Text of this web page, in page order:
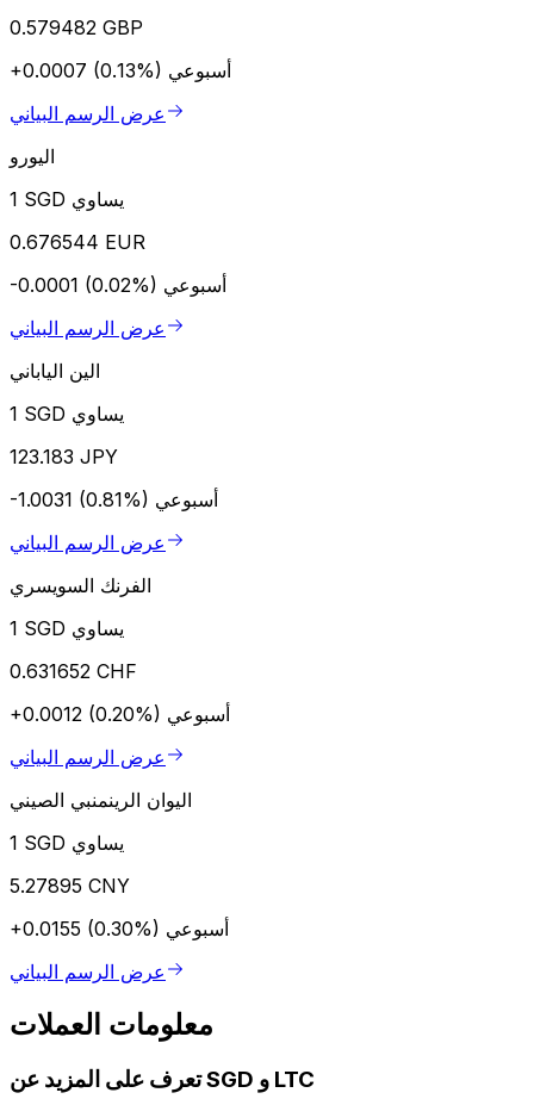
0.579482 GBP
+0.0007 (0.13%) أسبوعي
عرض الرسم البياني
اليورو
1 SGD يساوي
0.676544 EUR
-0.0001 (0.02%) أسبوعي
عرض الرسم البياني
الين الياباني
1 SGD يساوي
123.183 JPY
-1.0031 (0.81%) أسبوعي
عرض الرسم البياني
الفرنك السويسري
1 SGD يساوي
0.631652 CHF
+0.0012 (0.20%) أسبوعي
عرض الرسم البياني
اليوان الرينمنبي الصيني
1 SGD يساوي
5.27895 CNY
+0.0155 (0.30%) أسبوعي
عرض الرسم البياني
معلومات العملات
تعرف على المزيد عن SGD و LTC